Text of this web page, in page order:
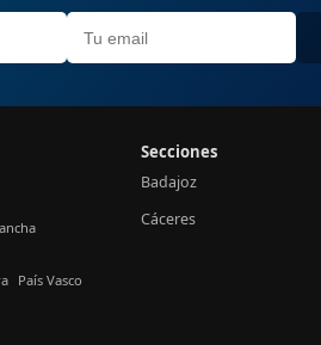
País Vasco
Secciones
Badajoz
Cáceres